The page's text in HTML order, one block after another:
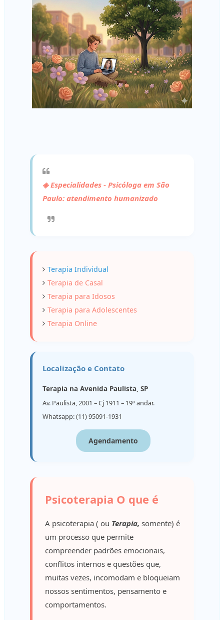
◈ Especialidades - Psicóloga em São
Paulo: atendimento humanizado
Terapia Individual
Terapia de Casal
Terapia para Idosos
Terapia para Adolescentes
Terapia Online
Localização e Contato
Terapia na Avenida Paulista, SP
Av. Paulista, 2001 – Cj 1911 – 19º andar.
Whatsapp: (11) 95091-1931
Agendamento
Psicoterapia O que é
A psicoterapia ( ou Terapia, somente) é
um processo que permite
compreender padrões emocionais,
conflitos internos e questões que,
muitas vezes, incomodam e bloqueiam
nossos sentimentos, pensamento e
comportamentos.